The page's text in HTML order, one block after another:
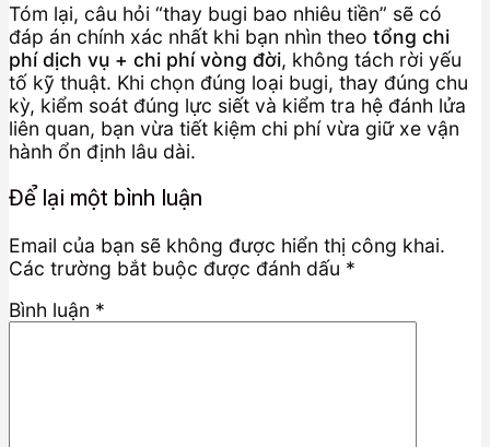
Tóm lại, câu hỏi “thay bugi bao nhiêu tiền” sẽ có
đáp án chính xác nhất khi bạn nhìn theo tổng chi
phí dịch vụ + chi phí vòng đời, không tách rời yếu
tố kỹ thuật. Khi chọn đúng loại bugi, thay đúng chu
kỳ, kiểm soát đúng lực siết và kiểm tra hệ đánh lửa
liên quan, bạn vừa tiết kiệm chi phí vừa giữ xe vận
hành ổn định lâu dài.
Để lại một bình luận
Email của bạn sẽ không được hiển thị công khai.
Các trường bắt buộc được đánh dấu *
Bình luận *